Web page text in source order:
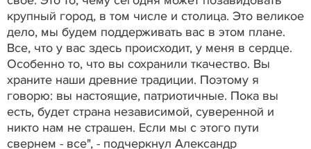
крупный город, в том числе и столица. Это великое
дело, мы будем поддерживать вас в этом плане.
Все, что у вас здесь происходит, у меня в сердце.
Особенно то, что вы сохранили ткачество. Вы
храните наши древние традиции. Поэтому я
говорю: вы настоящие, патриотичные. Пока вы
есть, будет страна независимой, суверенной и
никто нам не страшен. Если мы с этого пути
свернем - все", - подчеркнул Александр